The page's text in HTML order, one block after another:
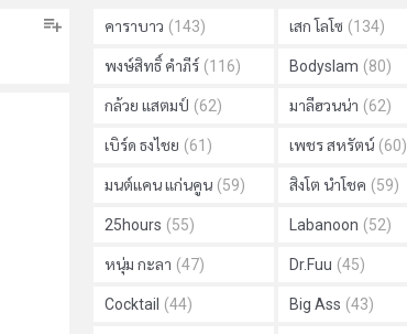
คาราบาว (143) เสก โลโซ (134)
พงษ์สิทธิ์ คำภีร์ (116) Bodyslam (80)
กล้วย แสตมป์ (62) มาลีฮวนน่า (62)
เบิร์ด ธงไชย (61) เพชร สหรัตน์ (60)
มนต์แคน แก่นคูน (59) สิงโต นำโชค (59)
25hours (55) Labanoon (52)
หนุ่ม กะลา (47) Dr.Fuu (45)
Cocktail (44) Big Ass (43)